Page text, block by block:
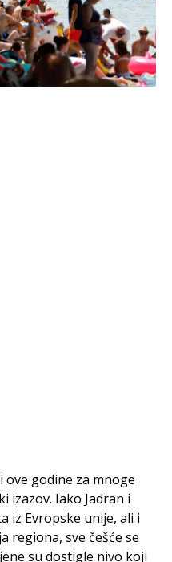
godine za mnoge
izazov. Iako Jadran i
iz Evropske unije, ali i
regiona, sve češće se
su dostigle nivo koji